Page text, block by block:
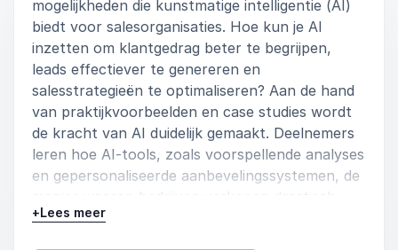
mogelijkheden die kunstmatige intelligentie (AI)
biedt voor salesorganisaties. Hoe kun je AI
inzetten om klantgedrag beter te begrijpen,
leads effectiever te genereren en
salesstrategieën te optimaliseren? Aan de hand
van praktijkvoorbeelden en case studies wordt
de kracht van AI duidelijk gemaakt. Deelnemers
leren hoe AI-tools, zoals voorspellende analyses
en gepersonaliseerde aanbevelingssystemen, de
manier waarop bedrijven verkopen drastisch
veranderen. Deze lezing biedt zowel inspiratie
+Lees meer